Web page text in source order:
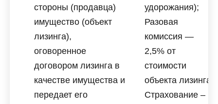
стороны (продавца)
имущество (объект
лизинга),
оговоренное
договором лизинга в
качестве имущества и
передает его
удорожания);
Разовая
комиссия —
2,5% от
стоимости
объекта лизинга;
Страхование –